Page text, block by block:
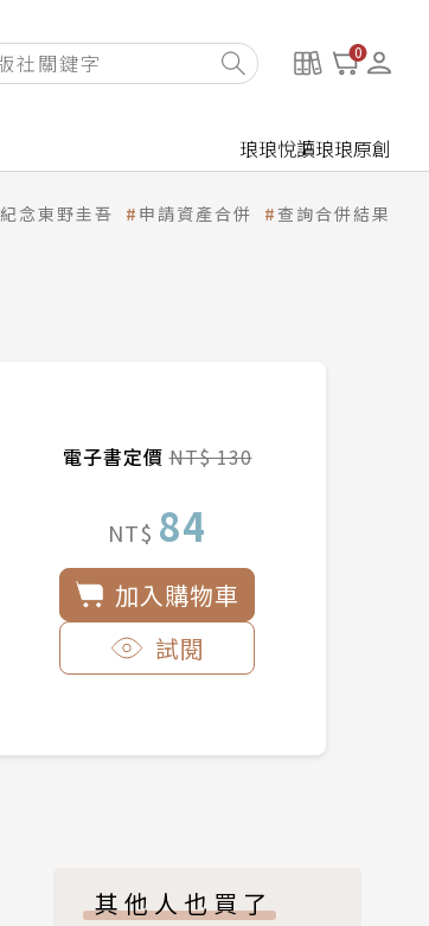
0
琅琅悅讀琅琅原創
紀念東野圭吾 申請資產合併 查詢合併結果
電子書定價NT$ 130
NT$ 84
加入購物車
試閱
其他人也買了